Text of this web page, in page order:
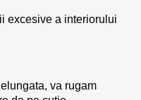
excesive a interiorului
va rugam